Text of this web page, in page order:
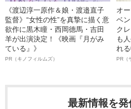
《渡辺淳一原作＆娘・渡邉直子
監督》“女性の性”を真摯に描く意
欲作に黒木瞳・西岡德馬・吉田
羊が出演決定！《映画『月がみ
ている』》
PR（キノフィルムズ）
オ
ベ
ク
も
れ
PR（
最新情報を発